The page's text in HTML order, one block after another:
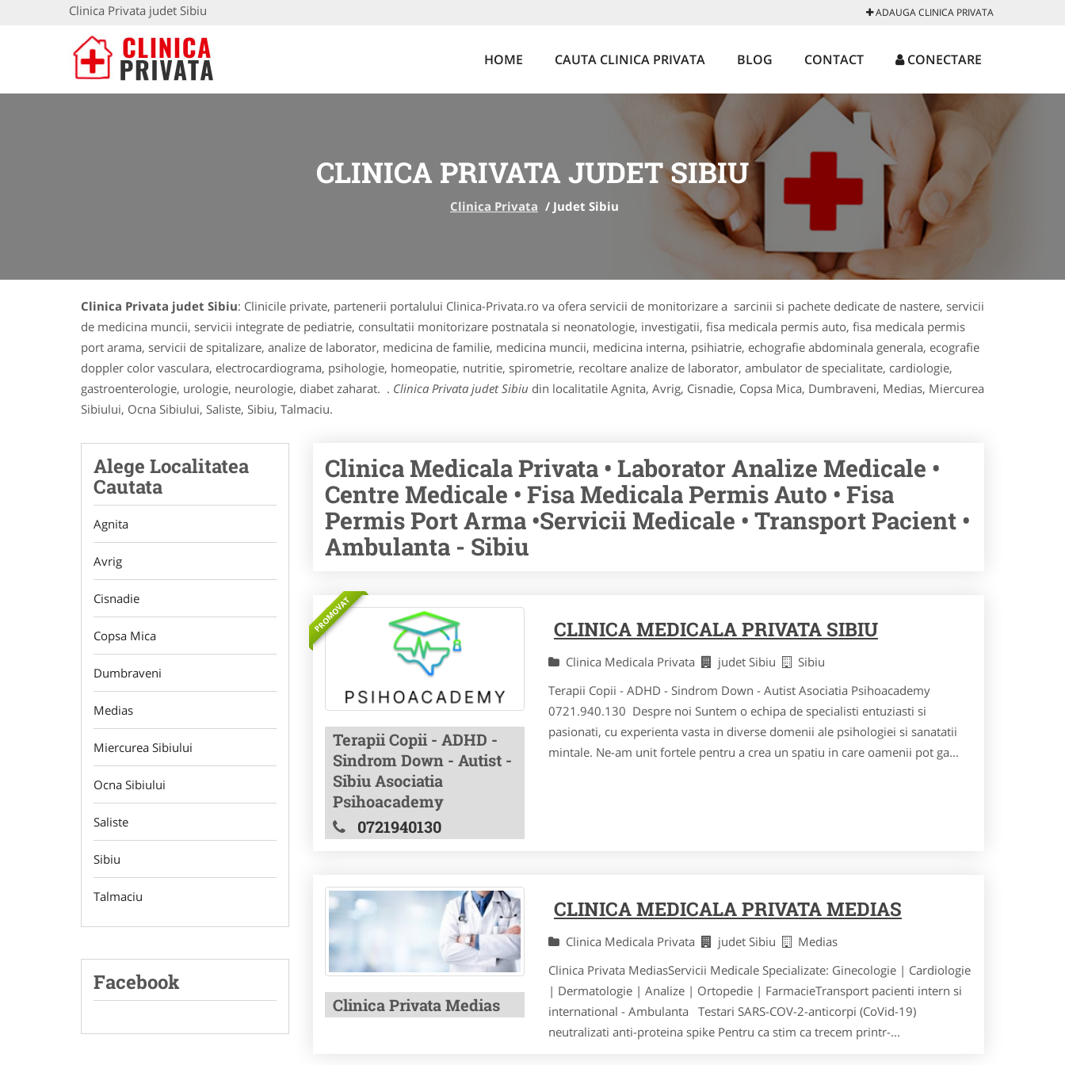
Clinica Privata judet Sibiu ADAUGA CLINICA PRIVATA
HOME CAUTA CLINICA PRIVATA BLOG CONTACT CONECTARE
CLINICA PRIVATA JUDET SIBIU
Clinica Privata / Judet Sibiu
Clinica Privata judet Sibiu: Clinicile private, partenerii portalului Clinica-Privata.ro va ofera servicii de monitorizare a sarcinii si pachete dedicate de nastere, servicii
de medicina muncii, servicii integrate de pediatrie, consultatii monitorizare postnatala si neonatologie, investigatii, fisa medicala permis auto, fisa medicala permis
port arama, servicii de spitalizare, analize de laborator, medicina de familie, medicina muncii, medicina interna, psihiatrie, echografie abdominala generala, ecografie
doppler color vasculara, electrocardiograma, psihologie, homeopatie, nutritie, spirometrie, recoltare analize de laborator, ambulator de specialitate, cardiologie,
gastroenterologie, urologie, neurologie, diabet zaharat. . Clinica Privata judet Sibiu din localitatile Agnita, Avrig, Cisnadie, Copsa Mica, Dumbraveni, Medias, Miercurea
Sibiului, Ocna Sibiului, Saliste, Sibiu, Talmaciu.
Alege Localitatea
Cautata
Agnita
Avrig
Cisnadie
Copsa Mica
Dumbraveni
Medias
Miercurea Sibiului
Ocna Sibiului
Saliste
Sibiu
Talmaciu
Facebook
Clinica Medicala Privata • Laborator Analize Medicale •
Centre Medicale • Fisa Medicala Permis Auto • Fisa
Permis Port Arma •Servicii Medicale • Transport Pacient •
Ambulanta - Sibiu
PROMOVAT
Terapii Copii - ADHD -
Sindrom Down - Autist -
Sibiu Asociatia
Psihoacademy
0721940130
CLINICA MEDICALA PRIVATA SIBIU
Clinica Medicala Privata judet Sibiu
Sibiu
Terapii Copii - ADHD - Sindrom Down - Autist Asociatia Psihoacademy
0721.940.130 Despre noi Suntem o echipa de specialisti entuziasti si
pasionati, cu experienta vasta in diverse domenii ale psihologiei si sanatatii
mintale. Ne-am unit fortele pentru a crea un spatiu in care oamenii pot ga...
Clinica Privata Medias
CLINICA MEDICALA PRIVATA MEDIAS
Clinica Medicala Privata judet Sibiu
Medias
Clinica Privata MediasServicii Medicale Specializate: Ginecologie | Cardiologie
| Dermatologie | Analize | Ortopedie | FarmacieTransport pacienti intern si
international - Ambulanta Testari SARS-COV-2-anticorpi (CoVid-19)
neutralizati anti-proteina spike Pentru ca stim ca trecem printr-...